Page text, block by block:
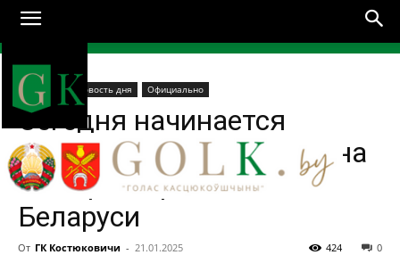
Домой
В стране Новость дня Официально
Сегодня начинается
досрочное голосование на
выборах Президента
Беларуси
От ГК Костюковичи - 21.01.2025 0
424